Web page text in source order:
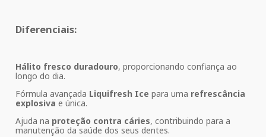
Diferenciais:
Hálito fresco duradouro, proporcionando confiança ao
longo do dia.
Fórmula avançada Liquifresh Ice para uma refrescância
explosiva e única.
Ajuda na proteção contra cáries, contribuindo para a
manutenção da saúde dos seus dentes.